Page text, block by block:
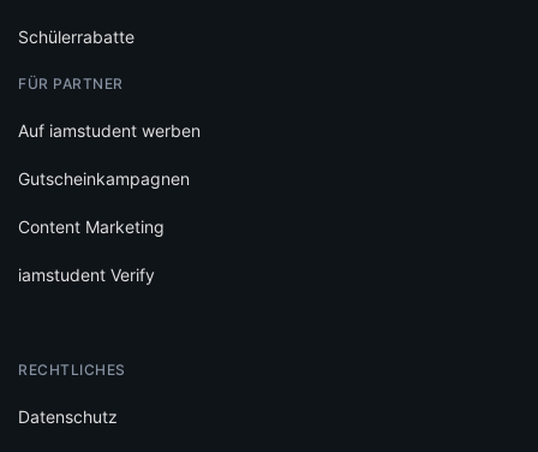
Schülerrabatte
FÜR PARTNER
Auf iamstudent werben
Gutscheinkampagnen
Content Marketing
iamstudent Verify
RECHTLICHES
Datenschutz